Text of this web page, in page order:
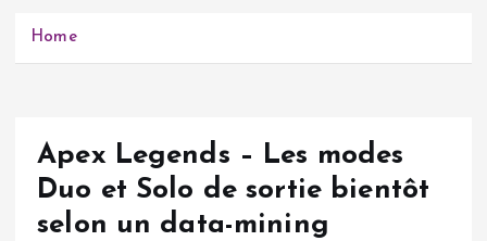
Home
Apex Legends – Les modes
Duo et Solo de sortie bientôt
selon un data-mining